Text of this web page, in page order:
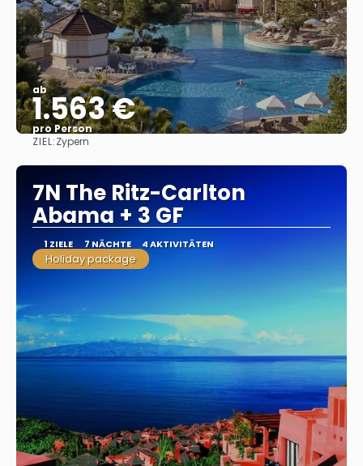
ab
1.563 €
pro Person
ZIEL:Zypern
7N The Ritz-Carlton
Abama + 3 GF
1 ZIELE 7 NÄCHTE 4 AKTIVITÄTEN
Holiday package